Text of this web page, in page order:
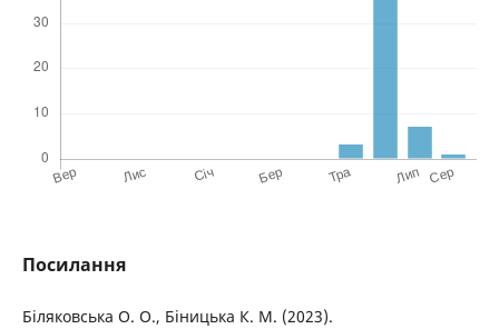
Посилання
Біляковська О. О., Біницька К. М. (2023).